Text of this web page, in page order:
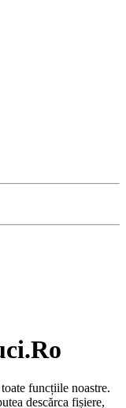
funcțiile noastre.
descărca fișiere,